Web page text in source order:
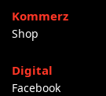
Kommerz
Shop
Digital
Facebook